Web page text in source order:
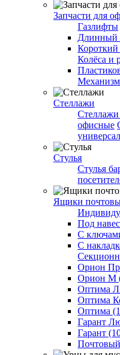
Запчасти для
Газлифты
Длинный
Короткий
Колёса и
Стеллажи
Стеллажи
офисные
Стулья
Стулья
Ящики
Под
С
С
Орион
Орион М
Оптима
Оптима
Оптима
Гарант
Гарант